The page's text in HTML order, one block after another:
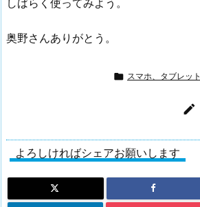
しばらく使ってみよう。
奥野さんありがとう。
 スマホ、タブレット

よろしければシェアお願いします